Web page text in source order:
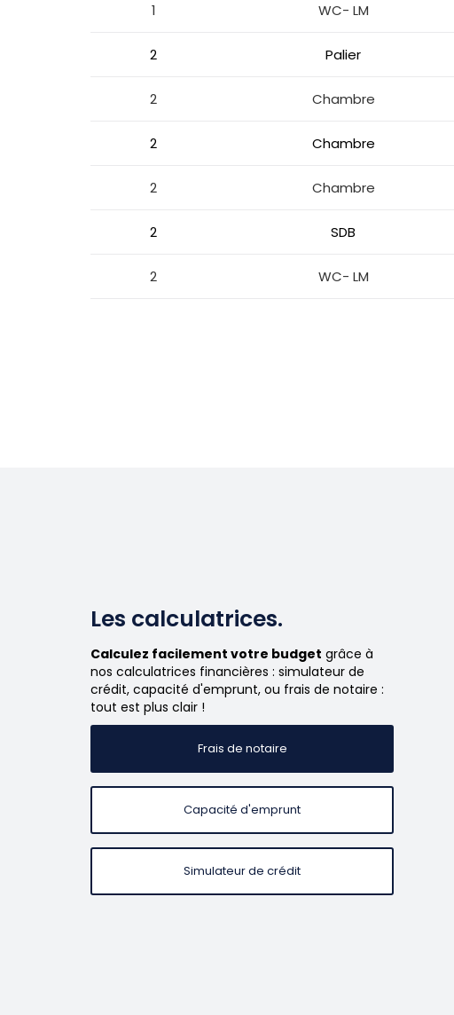
1 WC- LM
2 Palier
2 Chambre
2 Chambre
2 Chambre
2 SDB
2 WC- LM
Les calculatrices.
Calculez facilement votre budget grâce à
nos calculatrices financières : simulateur de
crédit, capacité d'emprunt, ou frais de notaire :
tout est plus clair !
Frais de notaire
Capacité d'emprunt
Simulateur de crédit